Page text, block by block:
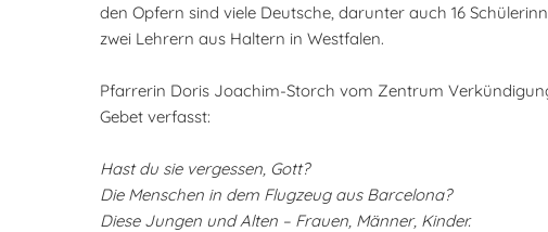
den Opfern sind viele Deutsche, darunter auch 16
zwei Lehrern aus Haltern in Westfalen.
Pfarrerin Doris Joachim-Storch vom Zentrum
Gebet verfasst:
Hast du sie vergessen, Gott?
Die Menschen in dem Flugzeug aus Barcelona?
Diese Jungen und Alten – Frauen, Männer, Kinder.